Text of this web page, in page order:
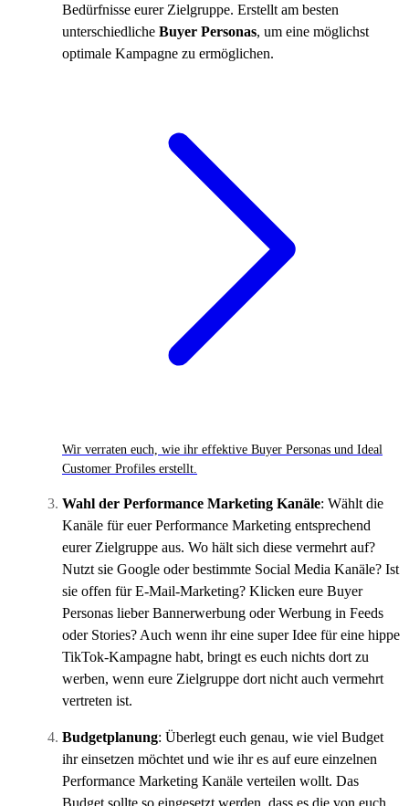
Bedürfnisse eurer Zielgruppe. Erstellt am besten
unterschiedliche Buyer Personas, um eine möglichst
optimale Kampagne zu ermöglichen.
Wir verraten euch, wie ihr effektive Buyer Personas und Ideal
Customer Profiles erstellt.
Wahl der Performance Marketing Kanäle: Wählt die
Kanäle für euer Performance Marketing entsprechend
eurer Zielgruppe aus. Wo hält sich diese vermehrt auf?
Nutzt sie Google oder bestimmte Social Media Kanäle? Ist
sie offen für E-Mail-Marketing? Klicken eure Buyer
Personas lieber Bannerwerbung oder Werbung in Feeds
oder Stories? Auch wenn ihr eine super Idee für eine hippe
TikTok-Kampagne habt, bringt es euch nichts dort zu
werben, wenn eure Zielgruppe dort nicht auch vermehrt
vertreten ist.
Budgetplanung: Überlegt euch genau, wie viel Budget
ihr einsetzen möchtet und wie ihr es auf eure einzelnen
Performance Marketing Kanäle verteilen wollt. Das